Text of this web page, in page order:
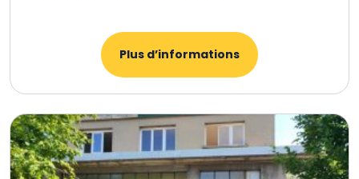
Plus d’informations